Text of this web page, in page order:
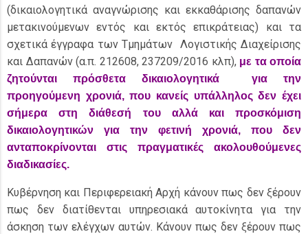
(δικαιολογητικά αναγνώρισης και εκκαθάρισης δαπανών
μετακινούμενων εντός και εκτός επικράτειας) και τα
σχετικά έγγραφα των Τμημάτων Λογιστικής Διαχείρισης
και Δαπανών (α.π. 212608, 237209/2016 κλπ), με τα οποία
ζητούνται πρόσθετα δικαιολογητικά για την
προηγούμενη χρονιά, που κανείς υπάλληλος δεν έχει
σήμερα στη διάθεσή του αλλά και προσκόμιση
δικαιολογητικών για την φετινή χρονιά, που δεν
ανταποκρίνονται στις πραγματικές ακολουθούμενες
διαδικασίες.
Κυβέρνηση και Περιφερειακή Αρχή κάνουν πως δεν ξέρουν
πως δεν διατίθενται υπηρεσιακά αυτοκίνητα για την
άσκηση των ελέγχων αυτών. Κάνουν πως δεν ξέρουν πως